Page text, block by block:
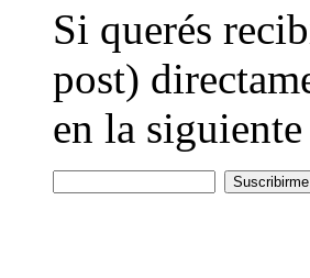
Si querés
post)
en la